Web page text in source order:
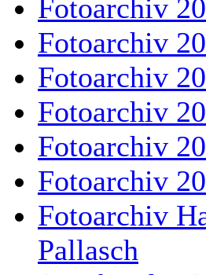
Fotoarchiv
Fotoarchiv
Fotoarchiv
Fotoarchiv
Fotoarchiv
Fotoarchiv
Fotoarchiv
Pallasch